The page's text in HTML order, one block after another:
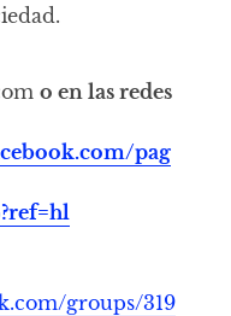
o en las redes
pag
groups/319